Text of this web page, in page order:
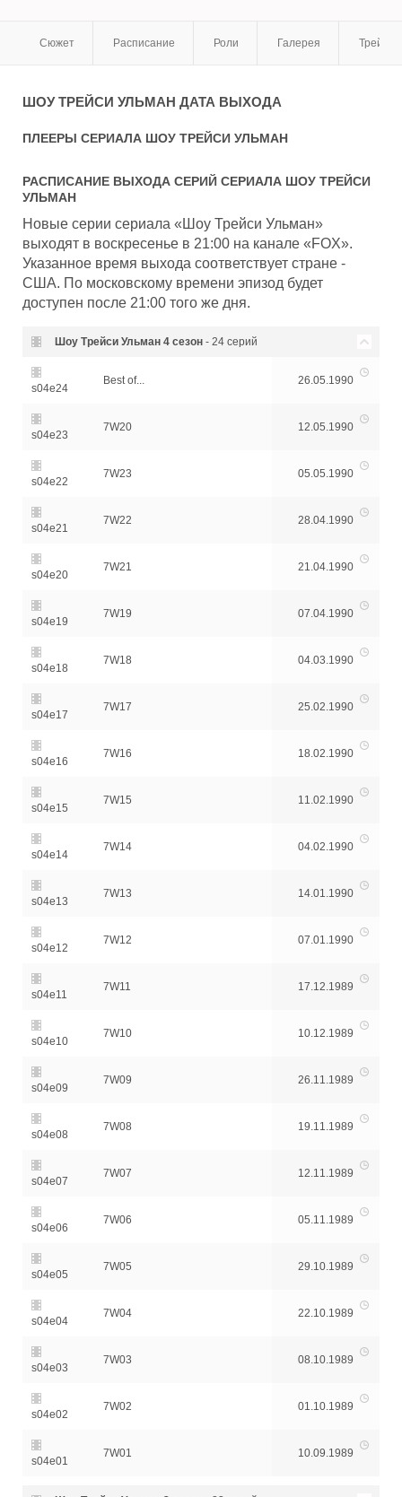
Сюжет Расписание Роли Галерея
ШОУ ТРЕЙСИ УЛЬМАН ДАТА ВЫХОДА
ПЛЕЕРЫ СЕРИАЛА ШОУ ТРЕЙСИ УЛЬМАН
РАСПИСАНИЕ ВЫХОДА СЕРИЙ СЕРИАЛА ШОУ ТРЕЙСИ
УЛЬМАН
Новые серии сериала «Шоу Трейси Ульман»
выходят в воскресенье в 21:00 на канале «FOX».
Указанное время выхода соответствует стране -
США. По московскому времени эпизод будет
доступен после 21:00 того же дня.
Шоу Трейси Ульман 4 сезон - 24 серий
s04e24
Best of... 26.05.1990
s04e23
7W20 12.05.1990
s04e22
7W23 05.05.1990
s04e21
7W22 28.04.1990
s04e20
7W21 21.04.1990
s04e19
7W19 07.04.1990
s04e18
7W18 04.03.1990
s04e17
7W17 25.02.1990
s04e16
7W16 18.02.1990
s04e15
7W15 11.02.1990
s04e14
7W14 04.02.1990
s04e13
7W13 14.01.1990
s04e12
7W12 07.01.1990
s04e11
7W11 17.12.1989
s04e10
7W10 10.12.1989
s04e09
7W09 26.11.1989
s04e08
7W08 19.11.1989
s04e07
7W07 12.11.1989
s04e06
7W06 05.11.1989
s04e05
7W05 29.10.1989
s04e04
7W04 22.10.1989
s04e03
7W03 08.10.1989
s04e02
7W02 01.10.1989
s04e01
7W01 10.09.1989